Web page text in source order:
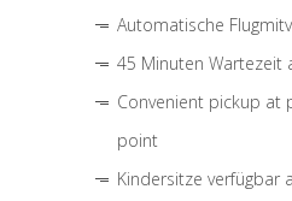
Automatische
45 Minuten Wartezeit
Convenient pickup at
point
Kindersitze verfügbar